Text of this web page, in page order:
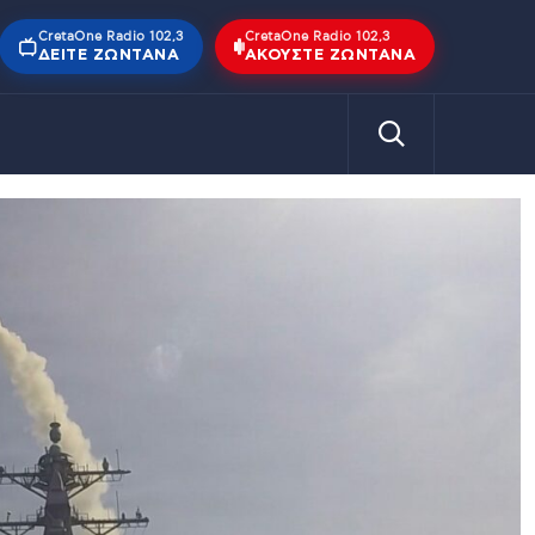
CretaOne Radio 102,3
ΔΕΊΤΕ ΖΩΝΤΑΝΆ
CretaOne Radio 102,3
ΑΚΟΎΣΤΕ ΖΩΝΤΑΝΆ